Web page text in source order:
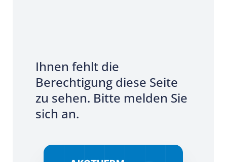
Ihnen fehlt die
Berechtigung diese Seite
zu sehen. Bitte melden Sie
sich an.